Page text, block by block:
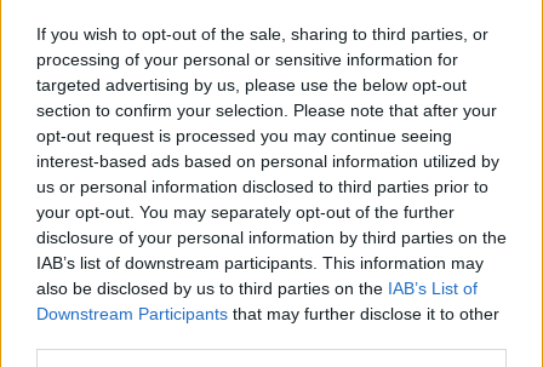
If you wish to opt-out of the sale, sharing to third parties, or
processing of your personal or sensitive information for
targeted advertising by us, please use the below opt-out
section to confirm your selection. Please note that after your
opt-out request is processed you may continue seeing
interest-based ads based on personal information utilized by
us or personal information disclosed to third parties prior to
your opt-out. You may separately opt-out of the further
disclosure of your personal information by third parties on the
IAB’s list of downstream participants. This information may
also be disclosed by us to third parties on the IAB’s List of
Downstream Participants that may further disclose it to other
A cinkográfia hazai megteremtői,
Weinwurm Mátyás és fiai
fényképészeti tevékenysége – A
fényképészet úttörői. 20. rész
Munkák és napok – és kincsek. 72. rész
nemzetikonyvtar• 2022. január 12.
Sorozatunk címe Hésziodosz Munkák és napok című
művére utal. Az ókori szerző a földműves kitartó,